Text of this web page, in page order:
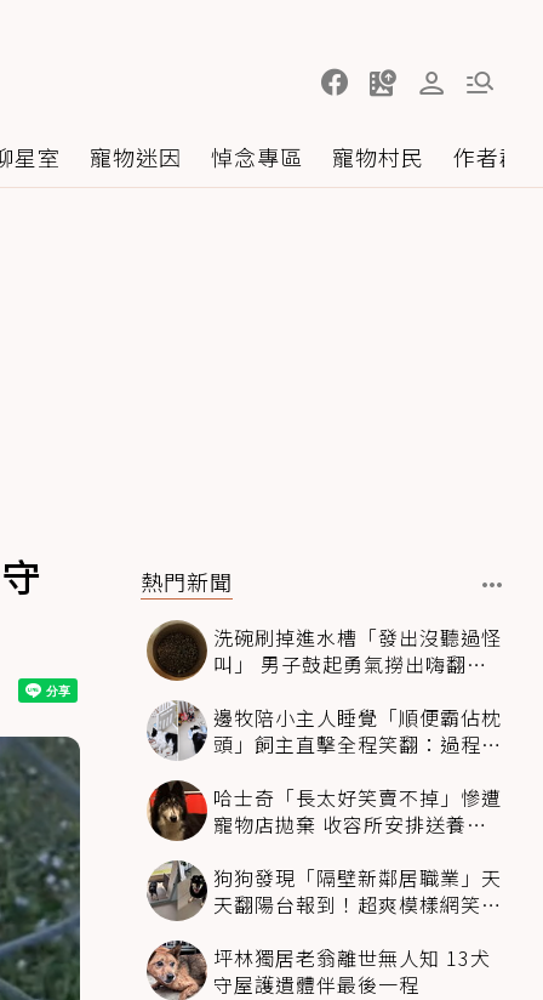
星室 寵物迷因 悼念專區 寵物村民 作者群
熱門新聞
洗碗刷掉進水槽「發出沒聽過怪
叫」 男子鼓起勇氣撈出嗨翻：
邊牧陪小主人睡覺「順便霸佔枕
頭」飼主直擊全程笑翻：過程絲
哈士奇「長太好笑賣不掉」慘遭
寵物店拋棄 收容所安排送養活
狗狗發現「隔壁新鄰居職業」天
天翻陽台報到！超爽模樣網笑
坪林獨居老翁離世無人知 13犬
守屋護遺體伴最後一程